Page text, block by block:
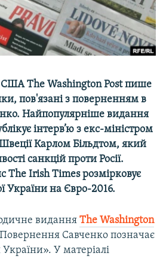
КРИМУ
The Washington Post пише
пов'язані з поверненням в
Найпопулярніше видання
інтерв’ю з екс-міністром
Карлом Більдтом, який
санкцій проти Росії.
The Irish Times розмірковує
України на Євро-2016.
видання The Washington
Савченко позначає
У матеріалі